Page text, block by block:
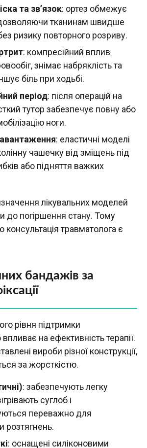
та зв’язок: ортез обмежує
дозволяючи тканинам швидше
ризику повторного розриву.
: компресійний вплив
знімає набряклість та
біль при ходьбі.
період: після операцій на
тутор забезпечує повну або
ноги.
: еластичні моделі
чашечку від зміщень під
або підняття важких
лікувальних моделей
до погіршення стану. Тому
травматолога є
бандажів за
рівня підтримки
на ефективність терапії.
вироби різної конструкції,
за жорсткістю.
: забезпечують легку
суглоб і
переважно для
розтягнень.
: оснащені силіконовими